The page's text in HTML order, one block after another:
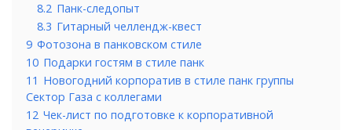
8.2 Панк-следопыт
8.3 Гитарный челлендж-квест
9 Фотозона в панковском стиле
10 Подарки гостям в стиле панк
11 Новогодний корпоратив в стиле панк группы
Сектор Газа с коллегами
12 Чек-лист по подготовке к корпоративной